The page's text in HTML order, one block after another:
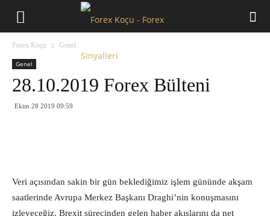
Forex Koçu Genel
Genel
28.10.2019 Forex Bülteni
Ekim 28 2019 09:59
Veri açısından sakin bir gün beklediğimiz işlem gününde akşam
saatlerinde Avrupa Merkez Başkanı Draghi’nin konuşmasını
izleyeceğiz. Brexit sürecinden gelen haber akışlarını da net